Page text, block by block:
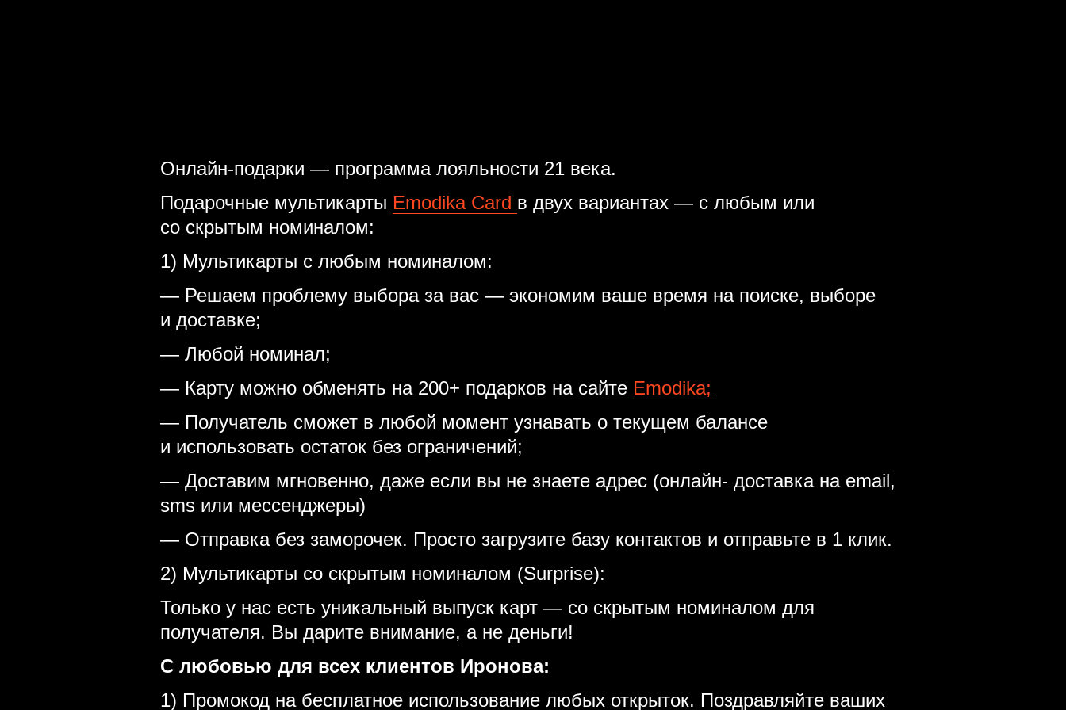
Онлайн-подарки — программа лояльности 21 века.
Подарочные мультикарты Emodika Card в двух вариантах — с любым или
со скрытым номиналом:
1) Мультикарты с любым номиналом:
— Решаем проблему выбора за вас — экономим ваше время на поиске, выборе
и доставке;
— Любой номинал;
— Карту можно обменять на 200+ подарков на сайте Emodika;
— Получатель сможет в любой момент узнавать о текущем балансе
и использовать остаток без ограничений;
— Доставим мгновенно, даже если вы не знаете адрес (онлайн- доставка на email,
sms или мессенджеры)
— Отправка без заморочек. Просто загрузите базу контактов и отправьте в 1 клик.
2) Мультикарты со скрытым номиналом (Surprise):
Только у нас есть уникальный выпуск карт — со скрытым номиналом для
получателя. Вы дарите внимание, а не деньги!
С любовью для всех клиентов Иронова:
1) Промокод на бесплатное использование любых открыток. Поздравляйте ваших